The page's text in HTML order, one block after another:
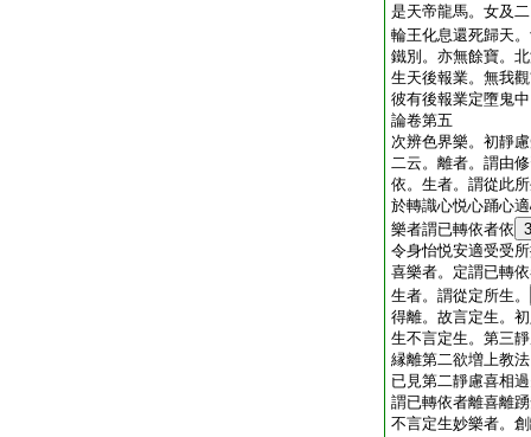
是天帝龍馬。女及
輪王化息還死歸天
鐵別。亦無餘寶。
生天後報業。無我
彼有後報業定墮鬼中
論卷第五
次辨色界樂。初靜
二云。離者。謂由
依。生者。謂從此
於轉識心悦心踊心
樂者謂已轉依者依 3
令身怡悦安適受受
喜樂者。定謂已轉
生者。謂從定所生。
得離。故言定生。
生不言定生。第三
縁離第二欲増上教
已見第二靜慮喜相
謂已轉依者離喜離
不言定生妙樂者。